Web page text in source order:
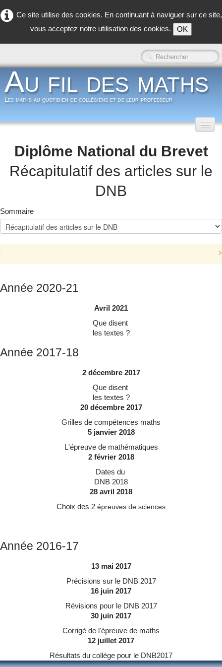
Ce site utilise des cookies. En continuant à naviguer sur ce site,
vous acceptez notre utilisation des cookies.
OK
Au fil des maths
Les maths au quotidien de collègiens et de leur professeur
Classe inversée
Dans les coulisses
Qui suis-je ?▼
Diplôme National du Brevet
Récapitulatif des articles sur le
DNB
Sommaire
Année 2020-21
Avril 2021
Que disent
les textes ?
Année 2017-18
2 décembre 2017
Que disent
les textes ?
20 décembre 2017
Grilles de compétences maths
5 janvier 2018
L'épreuve de mathématiques
2 février 2018
Dates du
DNB 2018
28 avril 2018
Choix des 2 épreuves de sciences
Année 2016-17
13 mai 2017
Précisions sur le DNB 2017
16 juin 2017
Révisions pour le DNB 2017
30 juin 2017
Corrigé de l'épreuve de maths
12 juillet 2017
Résultats du collège pour le DNB2017